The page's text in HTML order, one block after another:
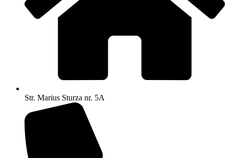
Str. Marius Sturza nr. 5A